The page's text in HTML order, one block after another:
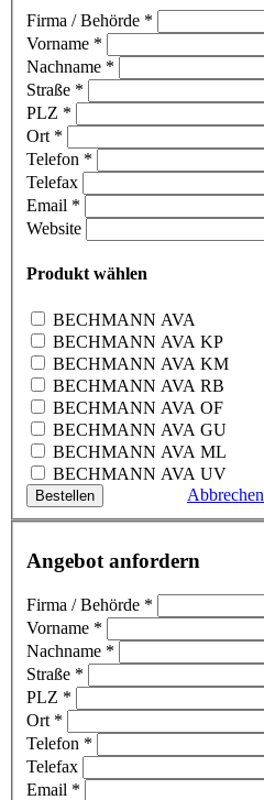
Firma / Behörde *
Vorname *
Nachname *
Straße *
PLZ *
Ort *
Telefon *
Telefax
Email *
Website
Produkt wählen
BECHMANN AVA
BECHMANN AVA KP
BECHMANN AVA KM
BECHMANN AVA RB
BECHMANN AVA OF
BECHMANN AVA GU
BECHMANN AVA ML
BECHMANN AVA UV
Abbrechen
Angebot anfordern
Firma / Behörde *
Vorname *
Nachname *
Straße *
PLZ *
Ort *
Telefon *
Telefax
Email *